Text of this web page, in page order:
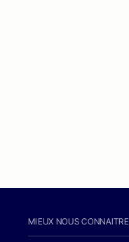
MIEUX NOUS CONNAITRE